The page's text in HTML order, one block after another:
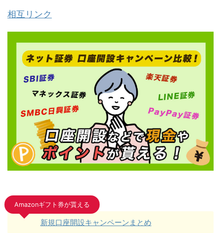
相互リンク
Amazonギフト券が貰える
新規口座開設キャンペーンまとめ